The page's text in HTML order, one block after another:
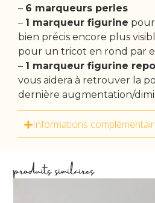
– 6 marqueurs perles
– 1 marqueur figurine
bien précis encore plus
pour un tricot en rond par
– 1 marqueur figurine
vous aidera à retrouver la
dernière augmentation/
Informations
produits similaires